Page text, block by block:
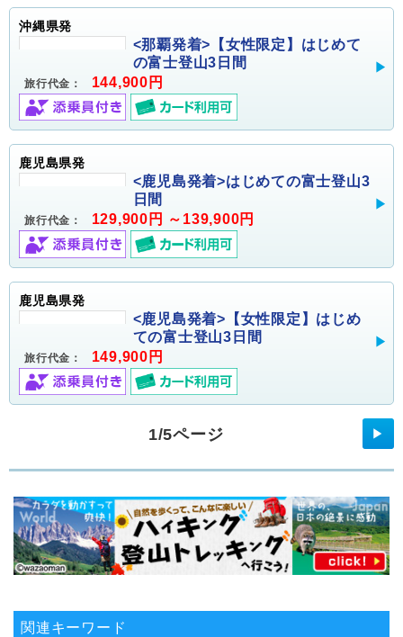
沖縄県発
<那覇発着>【女性限定】はじめて
の富士登山3日間
旅行代金： 144,900円
鹿児島県発
<鹿児島発着>はじめての富士登山3
日間
旅行代金： 129,900円 ～139,900円
鹿児島県発
<鹿児島発着>【女性限定】はじめ
ての富士登山3日間
旅行代金： 149,900円
1/5ページ ▶
関連キーワード